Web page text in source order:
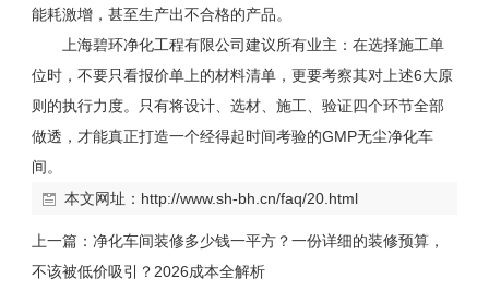
能耗激增，甚至生产出不合格的产品。
上海碧环净化工程有限公司建议所有业主：在选择施工单
位时，不要只看报价单上的材料清单，更要考察其对上述6大原
则的执行力度。只有将设计、选材、施工、验证四个环节全部
做透，才能真正打造一个经得起时间考验的GMP无尘净化车
间。
本文网址： http://www.sh-bh.cn/faq/20.html
上一篇： 净化车间装修多少钱一平方？一份详细的装修预算，
不该被低价吸引？2026成本全解析